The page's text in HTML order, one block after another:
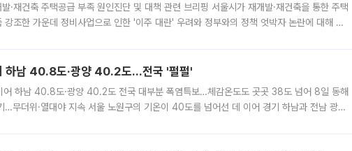
·재건축 주택공급 부족 원인진단 및 대책 관련 브리핑 서울시가 재개발·재건축을 통한 주택
강조한 가운데 정비사업으로 인한 '이주 대란' 우려와 정부와의 정책 엇박자 논란에 대해 정
하남 40.8도·광양 40.2도…전국 '펄펄'
하남 40.8도·광양 40.2도 전국 대부분 폭염특보…체감온도도 곳곳 38도 넘어 8일 동해
…무더위·열대야 지속 서울 노원구의 기온이 40도를 넘어선 데 이어 경기 하남과 전남 광양